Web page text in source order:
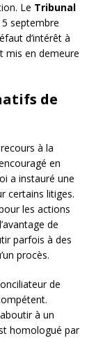
Le Tribunal
septembre
d’intérêt à
mis en demeure
de
à la
en
a instauré une
certains litiges.
les actions
de
parfois à des
procès.
de
à un
homologué par